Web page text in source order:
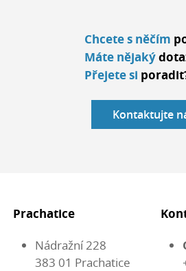
Chcete s něčím
Máte nějaký
Přejete si
Kontaktujte
Prachatice
Nádražní 228
383 01 Prachatice